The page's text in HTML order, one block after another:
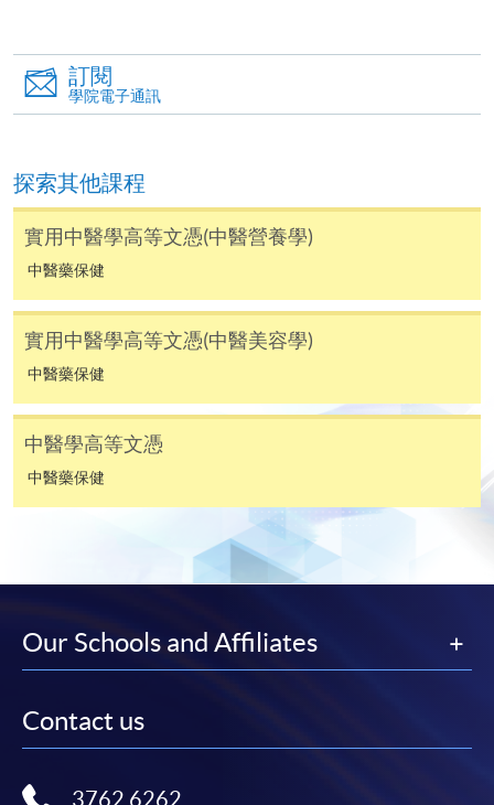
某些課程須甄選入學，並要求申請人上載課程網頁
中指定所須文件(如學歷證明)。系統只支援doc,
docx, jpg 和pdf格式之附件。
繳交所需費用
申請人可使用以下方式繳交報名費或課程費用:
定繳費靈網上密碼。有關如何申請繳費靈戶口及密
碼，請瀏覽繳費靈網址http://www.ppshk.com
*信用咭網上繳費服務- 申請人可以 VISA 或
Mastercard卡」）繳付學費。
*香港大學專業進修學院Mastercard卡持有人如欲享用十個
月免息分期付款優惠，必須親臨本學院設有報名服務的教
申請/報讀指南 :
訂閱
學院電子通訊
探索其他課程
實用中醫學高等文憑(中醫營養學)
中醫藥保健
實用中醫學高等文憑(中醫美容學)
中醫藥保健
中醫學高等文憑
中醫藥保健
Our Schools and Affiliates
Contact us
3762 6262